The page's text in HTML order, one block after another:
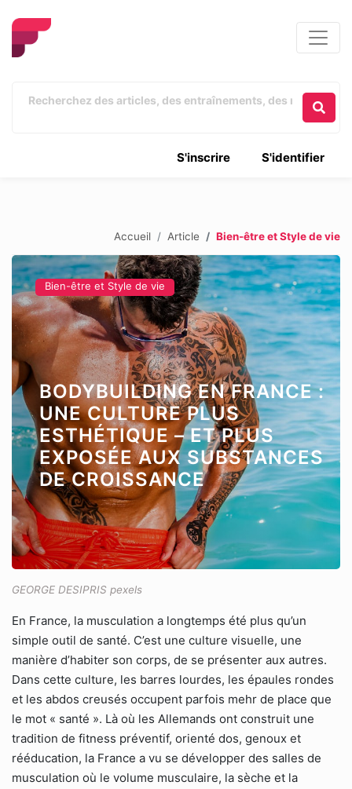
S'identifier
S'inscrire
Accueil Article Bien-être et Style de vie
Bien-être et Style de vie
BODYBUILDING EN FRANCE :
UNE CULTURE PLUS
ESTHÉTIQUE – ET PLUS
EXPOSÉE AUX SUBSTANCES
DE CROISSANCE
GEORGE DESIPRIS pexels
En France, la musculation a longtemps été plus qu’un
simple outil de santé. C’est une culture visuelle, une
manière d’habiter son corps, de se présenter aux autres.
Dans cette culture, les barres lourdes, les épaules rondes
et les abdos creusés occupent parfois mehr de place que
le mot « santé ». Là où les Allemands ont construit une
tradition de fitness préventif, orienté dos, genoux et
rééducation, la France a vu se développer des salles de
musculation où le volume musculaire, la sèche et la